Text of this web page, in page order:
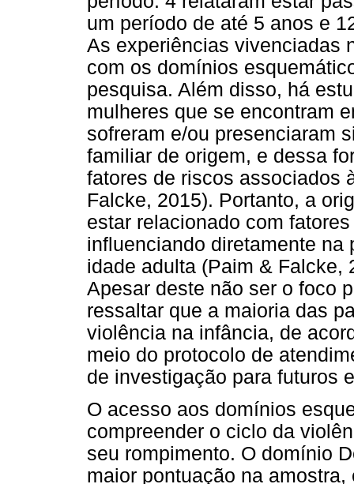
um período de até 5 anos e
As experiências vivenciadas
com os domínios
pesquisa. Além disso, há
mulheres que se encontram
sofreram e/ou presenciaram
familiar de origem, e dessa
fatores de riscos associados
Falcke, 2015). Portanto, a
estar relacionado com
influenciando diretamente
idade adulta (Paim & Falcke,
Apesar deste não ser o foco
ressaltar que a maioria das
violência na infância, de
meio do protocolo de
de investigação para futuros
O acesso aos domínios
compreender o ciclo da
seu rompimento. O domínio
maior pontuação na